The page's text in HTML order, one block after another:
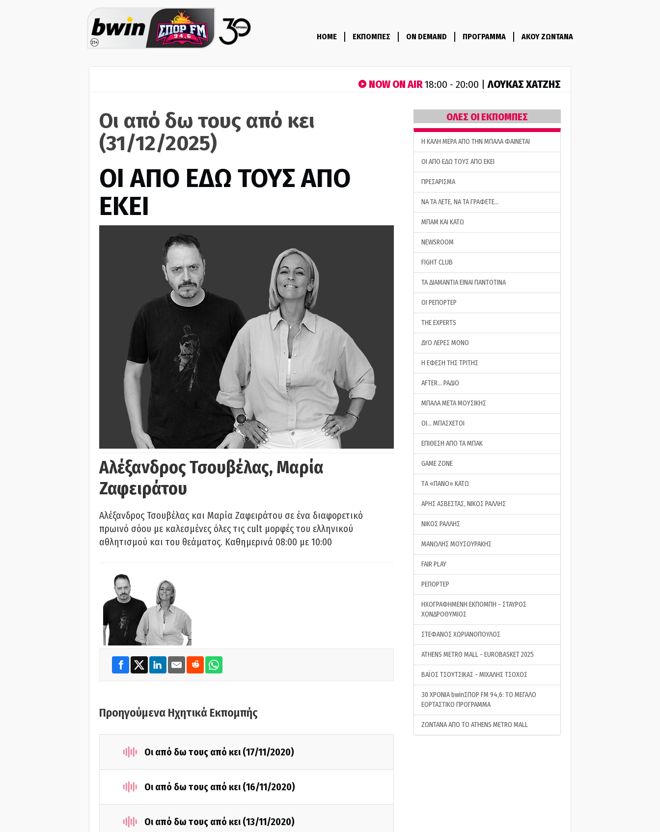
HOME ΕΚΠΟΜΠΕΣ ON DEMAND ΠΡΟΓΡΑΜΜΑ ΑΚΟΥ ΖΩΝΤΑΝΑ
NOW ON AIR18:00 - 20:00 |ΛΟΥΚΑΣ ΧΑΤΖΗΣ
Οι από δω τους από κει
(31/12/2025)
ΟΙ ΑΠΟ ΕΔΩ ΤΟΥΣ ΑΠΟ
ΕΚΕΙ
Αλέξανδρος Τσουβέλας, Μαρία
Ζαφειράτου
Αλέξανδρος Τσουβέλας και Μαρία Ζαφειράτου σε ένα διαφορετικό
πρωινό σόου με καλεσμένες όλες τις cult μορφές του ελληνικού
αθλητισμού και του θεάματος. Καθημερινά 08:00 με 10:00
Προηγούμενα Ηχητικά Εκπομπής
Οι από δω τους από κει (17/11/2020)
Οι από δω τους από κει (16/11/2020)
Οι από δω τους από κει (13/11/2020)
ΟΛΕΣ ΟΙ ΕΚΠΟΜΠΕΣ
H ΚΑΛΗ ΜΕΡΑ ΑΠΟ ΤΗΝ ΜΠΑΛΑ ΦΑΙΝΕΤΑΙ
ΟΙ ΑΠΟ ΕΔΩ ΤΟΥΣ ΑΠΟ ΕΚΕΙ
ΠΡΕΣΑΡΙΣΜΑ
ΝΑ ΤΑ ΛΕΤΕ, ΝΑ ΤΑ ΓΡΑΦΕΤΕ…
ΜΠΑΜ ΚΑΙ ΚΑΤΩ
NEWSROOM
FIGHT CLUB
ΤΑ ΔΙΑΜΑΝΤΙΑ ΕΙΝΑΙ ΠΑΝΤΟΤΙΝΑ
ΟΙ ΡΕΠΟΡΤΕΡ
THE EXPERTS
ΔΥΟ ΛΕΡΕΣ ΜΟΝΟ
Η ΕΦΕΣΗ ΤΗΣ ΤΡΙΤΗΣ
AFTER… ΡΑΔΙΟ
ΜΠΑΛΑ ΜΕΤΑ ΜΟΥΣΙΚΗΣ
ΟΙ… ΜΠΑΣΧΕΤΟΙ
ΕΠΙΘΕΣΗ ΑΠΟ ΤΑ ΜΠΑΚ
GAME ZONE
ΤA «ΠΑΝΟ» ΚΑΤΩ
ΑΡΗΣ ΑΣΒΕΣΤΑΣ, ΝΙΚΟΣ ΡΑΛΛΗΣ
ΝΙΚΟΣ ΡΑΛΛΗΣ
ΜΑΝΩΛΗΣ ΜΟΥΣΟΥΡΑΚΗΣ
FAIR PLAY
ΡΕΠΟΡΤΕΡ
ΗΧΟΓΡΑΦΗΜΕΝΗ ΕΚΠΟΜΠΗ - ΣΤΑΥΡΟΣ
ΧΟΝΔΡΟΘΥΜΙΟΣ
ΣΤΕΦΑΝΟΣ ΧΩΡΙΑΝΟΠΟΥΛΟΣ
ATHENS METRO MALL - EUROBASKET 2025
ΒΑΪΟΣ ΤΣΟΥΤΣΙΚΑΣ - ΜΙΧΑΛΗΣ ΤΣΟΧΟΣ
30 ΧΡΟΝΙΑ bwinΣΠΟΡ FM 94,6: ΤΟ ΜΕΓΑΛΟ
ΕΟΡΤΑΣΤΙΚΟ ΠΡΟΓΡΑΜΜΑ
ΖΩΝΤΑΝΑ ΑΠΟ ΤΟ ATHENS METRO MALL